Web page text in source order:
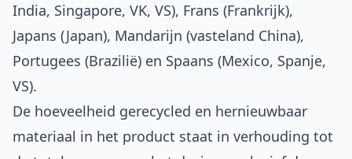
India, Singapore, VK, VS), Frans (Frankrijk),
Japans (Japan), Mandarijn (vasteland China),
Portugees (Brazilië) en Spaans (Mexico, Spanje,
VS).
De hoeveelheid gerecycled en hernieuwbaar
materiaal in het product staat in verhouding tot